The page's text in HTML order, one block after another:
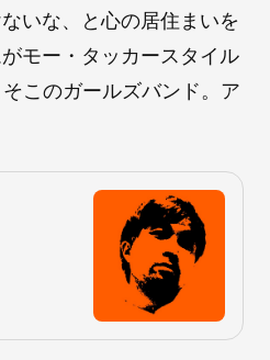
いな、と心の居住まいを
モー・タッカースタイル
このガールズバンド。ア